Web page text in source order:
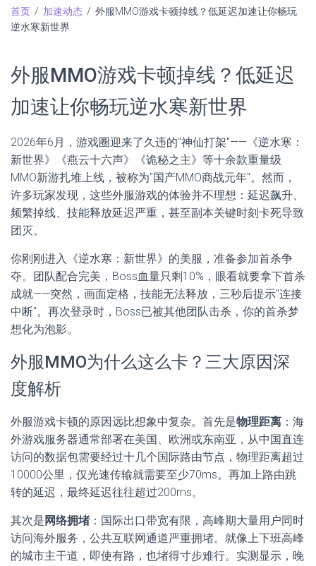
首页 / 加速动态 / 外服MMO游戏卡顿掉线？低延迟加速让你畅玩
逆水寒新世界
外服MMO游戏卡顿掉线？低延迟
加速让你畅玩逆水寒新世界
2026年6月，游戏圈迎来了久违的"神仙打架"——《逆水寒：
新世界》《燕云十六声》《诡秘之主》等十余款重量级
MMO新游扎堆上线，被称为"国产MMO商战元年"。然而，
许多玩家发现，这些外服游戏的体验并不理想：延迟飙升、
频繁掉线、技能释放延迟严重，甚至副本关键时刻卡死导致
团灭。
你刚刚进入《逆水寒：新世界》的美服，准备参加首杀争
夺。团队配合完美，Boss血量只剩10%，眼看就要拿下首杀
成就——突然，画面定格，技能无法释放，三秒后提示"连接
中断"。再次登录时，Boss已被其他团队击杀，你的首杀梦
想化为泡影。
外服MMO为什么这么卡？三大原因深
度解析
外服游戏卡顿的原因远比想象中复杂。首先是物理距离 ：海
外游戏服务器通常部署在美国、欧洲或东南亚，从中国直连
访问的数据包需要经过十几个国际路由节点，物理距离超过
10000公里，仅光速传输就需要至少70ms。再加上路由跳
转的延迟，最终延迟往往超过200ms。
其次是 网络拥堵 ：国际出口带宽有限，高峰期大量用户同时
访问海外服务，公共互联网通道严重拥堵。就像上下班高峰
的城市主干道，即使有路，也堵得寸步难行。实测显示，晚